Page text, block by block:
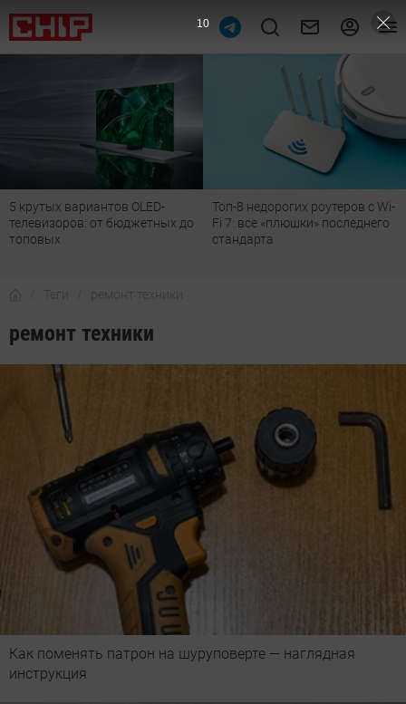
Топ-8 недорогих роутеров с Wi-
Fi 7: все «плюшки» последнего
стандарта
Подпишись на наш канал в
мессенджере МАХ
Теги ремонт техники
ремонт техники
Как поменять патрон на шуруповерте — наглядная
инструкция
9